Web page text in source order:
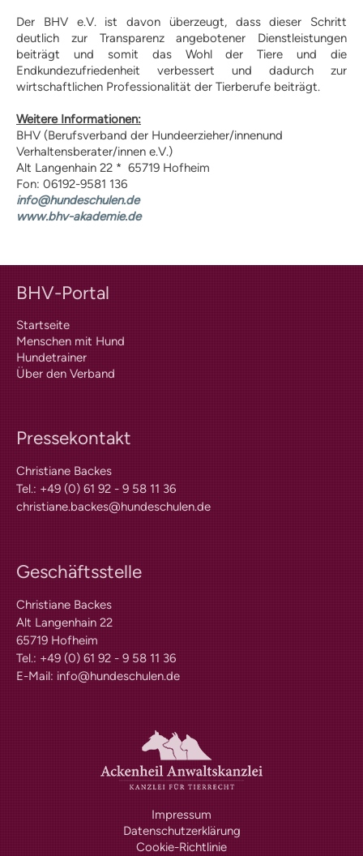
Praxisbetriebe
Schulhundkarten
Multimedia
Audios: BHV Podcast
Videos: Online-Diskussionsrunden
Service
Wissenswertes
Mitteilungen
Training | Erziehung
Erziehung / Basics
Nasenarbeit
Wissenschaftliches
Hundezucht / Genetik
Archiv
„Der Familienhund“
Magazin für Hundetrainer
Magazin für Hundehalter
Ausgabenübersicht
Jetzt online lesen!
Der BHV e.V. ist davon überzeugt, dass dieser Schritt
deutlich zur Transparenz angebotener Dienstleistungen
beiträgt und somit das Wohl der Tiere und die
Endkundezufriedenheit verbessert und dadurch zur
wirtschaftlichen Professionalität der Tierberufe beiträgt.
Weitere Informationen:
BHV (Berufsverband der Hundeerzieher/innenund
Verhaltensberater/innen e.V.)
Alt Langenhain 22 * 65719 Hofheim
Fon: 06192-9581 136
info@hundeschulen.de
www.bhv-akademie.de
BHV-Portal
Startseite
Menschen mit Hund
Hundetrainer
Über den Verband
Pressekontakt
Christiane Backes
Tel.: +49 (0) 61 92 - 9 58 11 36
christiane.backes@hundeschulen.de
Geschäftsstelle
Christiane Backes
Alt Langenhain 22
65719 Hofheim
Tel.: +49 (0) 61 92 - 9 58 11 36
E-Mail: info@hundeschulen.de
Impressum
Datenschutzerklärung
Cookie-Richtlinie